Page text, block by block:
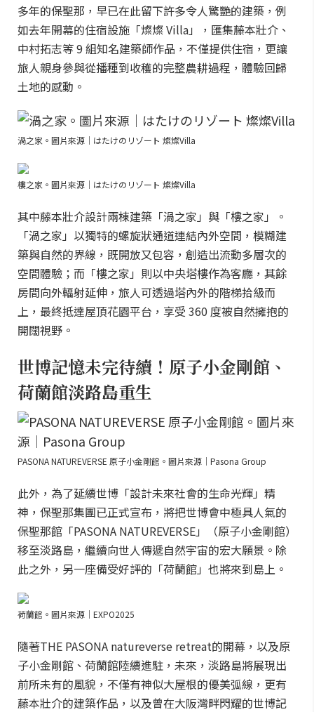
多年的保聖那，早已在此留下許多令人驚艷的建築，例
如去年開幕的住宿設施「燦燦 Villa」，匯集藤本壯介、
中村拓志等 9 組知名建築師作品，不僅提供住宿，更讓
旅人親身參與從播種到收穫的完整農耕過程，體驗回歸
土地的感動。
渦之家。圖片來源｜はたけのリゾート 燦燦Villa
樓之家。圖片來源｜はたけのリゾート 燦燦Villa
其中藤本壯介設計兩棟建築「渦之家」與「樓之家」。
「渦之家」以獨特的螺旋狀通道連結內外空間，模糊建
築與自然的界線，既開放又包容，創造出流動多層次的
空間體驗；而「樓之家」則以中央塔樓作為客廳，其餘
房間向外輻射延伸，旅人可透過塔內外的階梯拾級而
上，最終抵達屋頂花園平台，享受 360 度被自然擁抱的
開闊視野。
世博記憶未完待續！原子小金剛館、
荷蘭館淡路島重生
PASONA NATUREVERSE 原子小金剛館。圖片來源｜Pasona Group
此外，為了延續世博「設計未來社會的生命光輝」精
神，保聖那集團已正式宣布，將把世博會中極具人氣的
保聖那館「PASONA NATUREVERSE」（原子小金剛館）
移至淡路島，繼續向世人傳遞自然宇宙的宏大願景。除
此之外，另一座備受好評的「荷蘭館」也將來到島上。
荷蘭館。圖片來源｜EXPO2025
隨著THE PASONA natureverse retreat的開幕，以及原
子小金剛館、荷蘭館陸續進駐，未來，淡路島將展現出
前所未有的風貌，不僅有神似大屋根的優美弧線，更有
藤本壯介的建築作品，以及曾在大阪灣畔閃耀的世博記